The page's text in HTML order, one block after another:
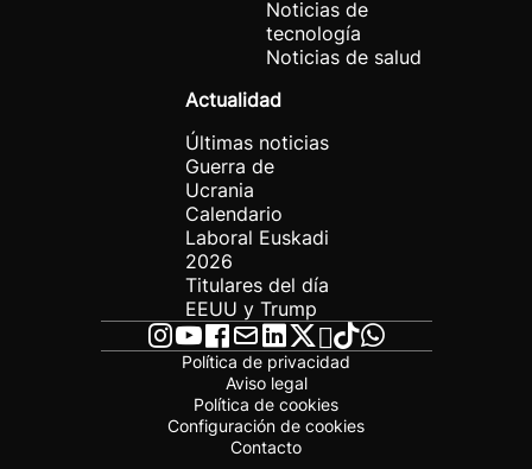
Noticias de
tecnología
Noticias de salud
Actualidad
Últimas noticias
Guerra de
Ucrania
Calendario
Laboral Euskadi
2026
Titulares del día
EEUU y Trump
Política de privacidad
Aviso legal
Política de cookies
Configuración de cookies
Contacto